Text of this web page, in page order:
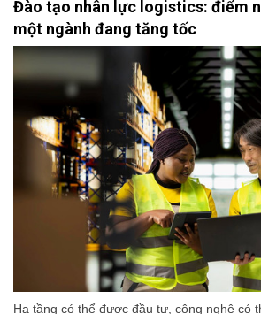
Đào tạo nhân lực logistics: điểm
một ngành đang tăng tốc
Hạ tầng có thể được đầu tư, công nghệ có